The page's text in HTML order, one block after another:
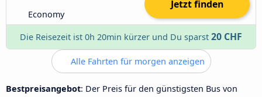
Economy
Jetzt finden
Die Reisezeit ist 0h 20min kürzer und Du sparst 20 CHF
Alle Fahrten für morgen anzeigen
Bestpreisangebot: Der Preis für den günstigsten Bus von